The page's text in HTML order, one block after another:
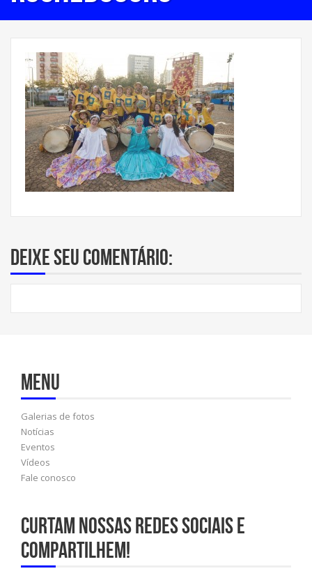
Deixe seu comentário:
Menu
Galerias de fotos
Notícias
Eventos
Vídeos
Fale conosco
Curtam nossas redes sociais e
compartilhem!